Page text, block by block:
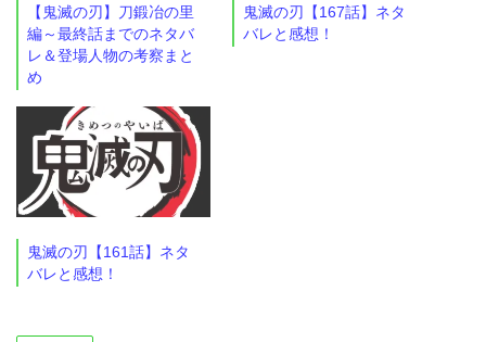
【鬼滅の刃】刀鍛冶の里
編～最終話までのネタバ
レ＆登場人物の考察まと
め
鬼滅の刃【167話】ネタ
バレと感想！
鬼滅の刃【161話】ネタ
バレと感想！